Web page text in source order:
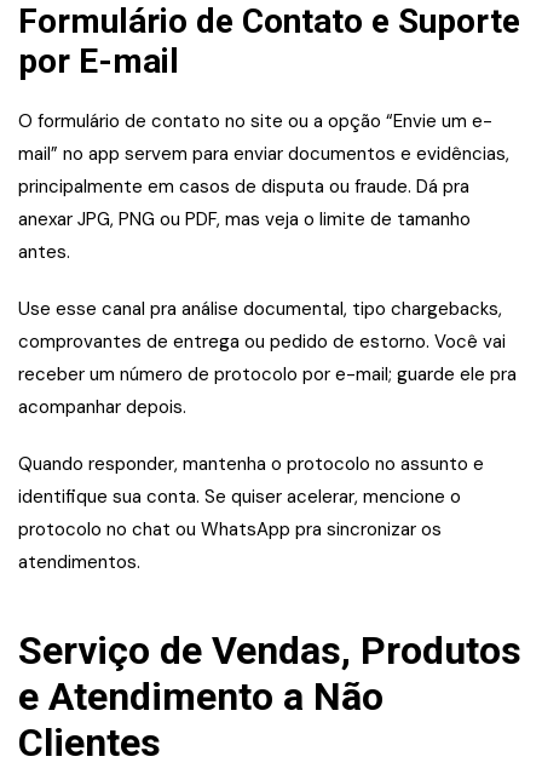
Formulário de Contato e Suporte
por E-mail
O formulário de contato no site ou a opção “Envie um e-
mail” no app servem para enviar documentos e evidências,
principalmente em casos de disputa ou fraude. Dá pra
anexar JPG, PNG ou PDF, mas veja o limite de tamanho
antes.
Use esse canal pra análise documental, tipo chargebacks,
comprovantes de entrega ou pedido de estorno. Você vai
receber um número de protocolo por e-mail; guarde ele pra
acompanhar depois.
Quando responder, mantenha o protocolo no assunto e
identifique sua conta. Se quiser acelerar, mencione o
protocolo no chat ou WhatsApp pra sincronizar os
atendimentos.
Serviço de Vendas, Produtos
e Atendimento a Não
Clientes